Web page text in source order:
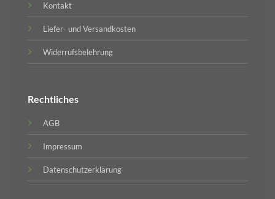
Kontakt
Liefer- und Versandkosten
Widerrufsbelehrung
Rechtliches
AGB
Impressum
Datenschutzerklärung